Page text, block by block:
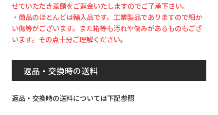
せていただき差額をご返金いたしますのでご了承下さい。
・商品のほとんどは輸入品です。工業製品でありますので細か
い傷等がございます。また箱等も汚れや傷みがあるものもござ
います。その点十分ご理解ください。
返品・交換時の送料
返品・交換時の送料については下記参照